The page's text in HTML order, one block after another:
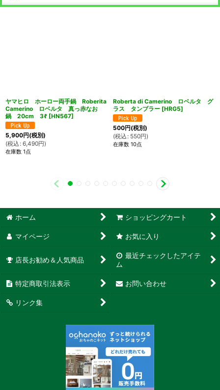
ヤマヒロ ホーロー両手鍋 Roberita
Camerino ロベルタ 真っ赤なお
鍋 20cm 3ℓ [HN567]
5,900円(税別)
(税込 : 6,490円)
在庫数 1点
Roberta di Camerino ロベルタ グ
ラス タンブラー [HRG5]
500円(税別)
(税込 : 550円)
在庫数 10点
ホーム ショッピングカート
マイページ お気に入り
店長お勧め＆人気商品
最近チェックしたアイテ
ム
特定商取引法表示 お問い合わせ
リンク集